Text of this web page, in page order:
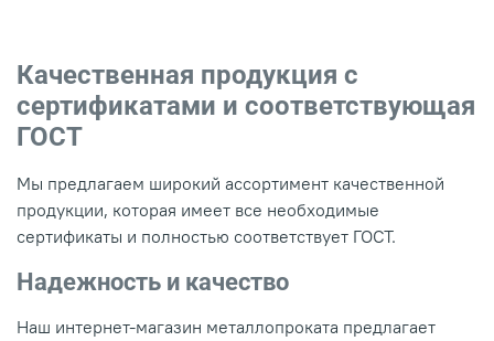
Качественная продукция с
сертификатами и соответствующая
ГОСТ
Мы предлагаем широкий ассортимент качественной
продукции, которая имеет все необходимые
сертификаты и полностью соответствует ГОСТ.
Надежность и качество
Наш интернет-магазин металлопроката предлагает